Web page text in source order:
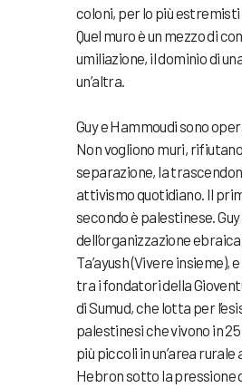
coloni, per lo più
Quel muro è un mezzo di
umiliazione, il dominio di
un’altra.
Guy e Hammoudi sono
Non vogliono muri,
separazione, la
attivismo quotidiano. Il
secondo è palestinese.
dell’organizzazione
Ta’ayush (Vivere insieme),
tra i fondatori della
di Sumud, che lotta per
palestinesi che vivono in
più piccoli in un’area rurale
Hebron sotto la pressione